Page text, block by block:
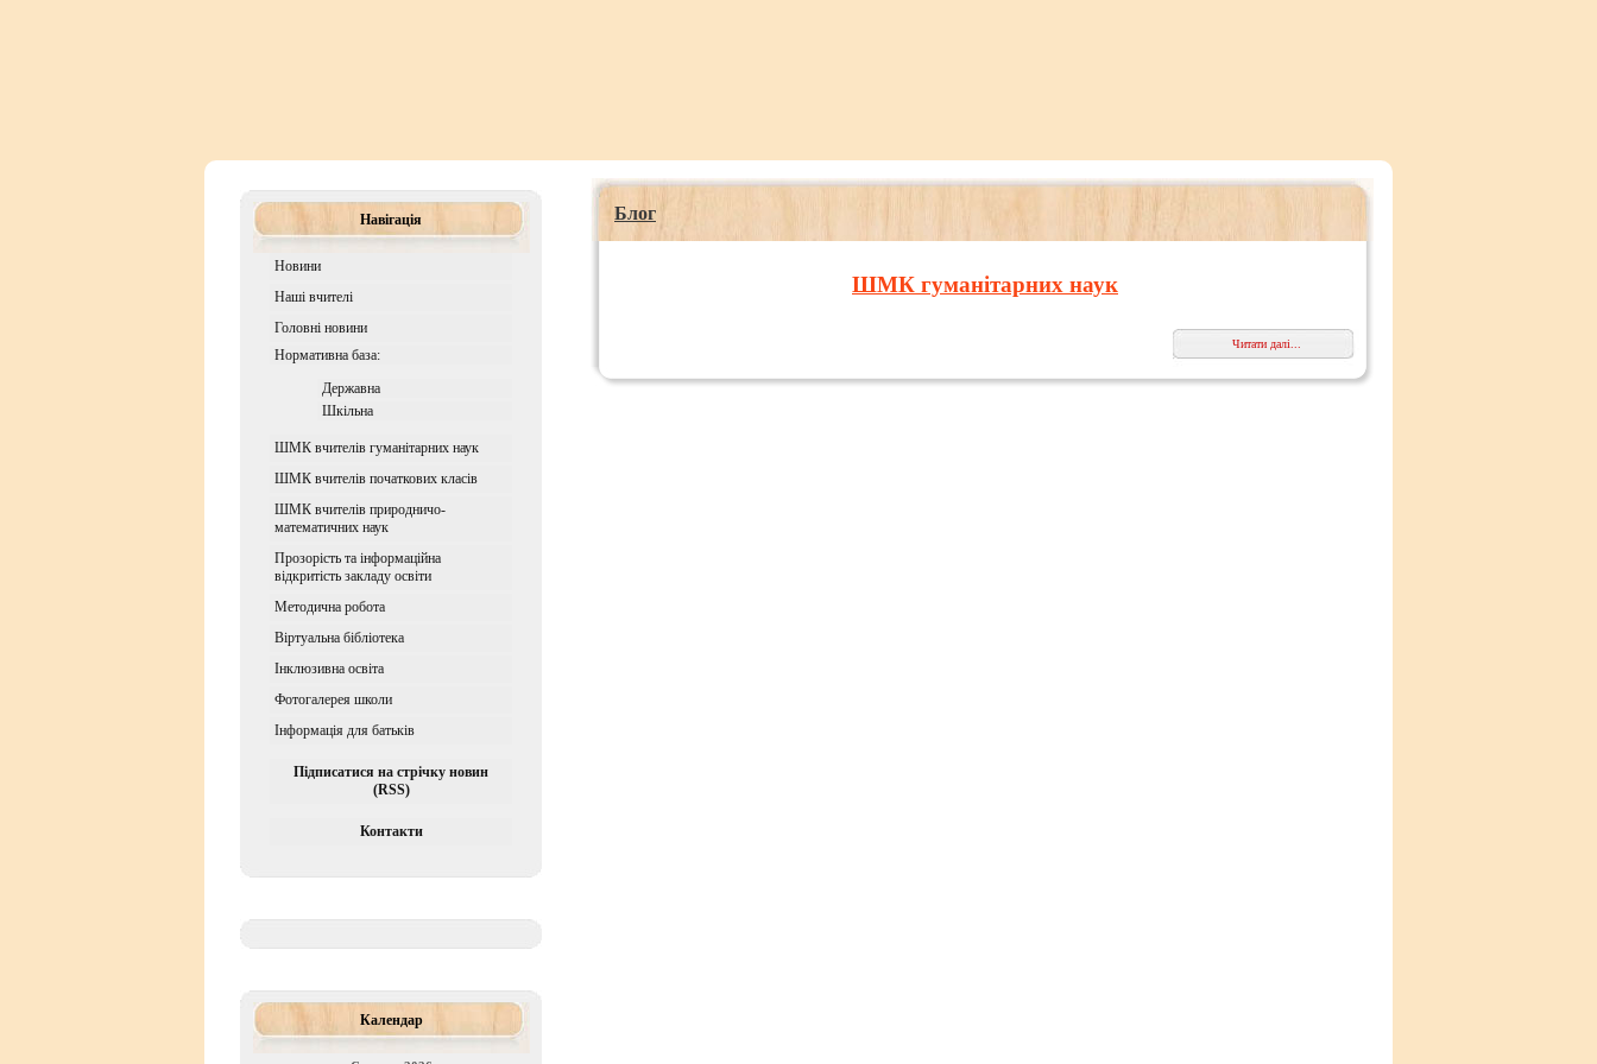
Навігація
Новини
Наші вчителі
Головні новини
Нормативна база:
Державна
Шкiльна
ШМК вчителів гуманітарних наук
ШМК вчителів початкових класів
ШМК вчителів природничо-
математичних наук
Прозорість та інформаційна
відкритість закладу освіти
Методична робота
Віртуальна бібліотека
Iнклюзивна освiта
Фотогалерея школи
Інформація для батьків
Підписатися на стрічку новин
(RSS)
Контакти
Календар
Блог
ШМК гуманітарних наук
Читати далі...